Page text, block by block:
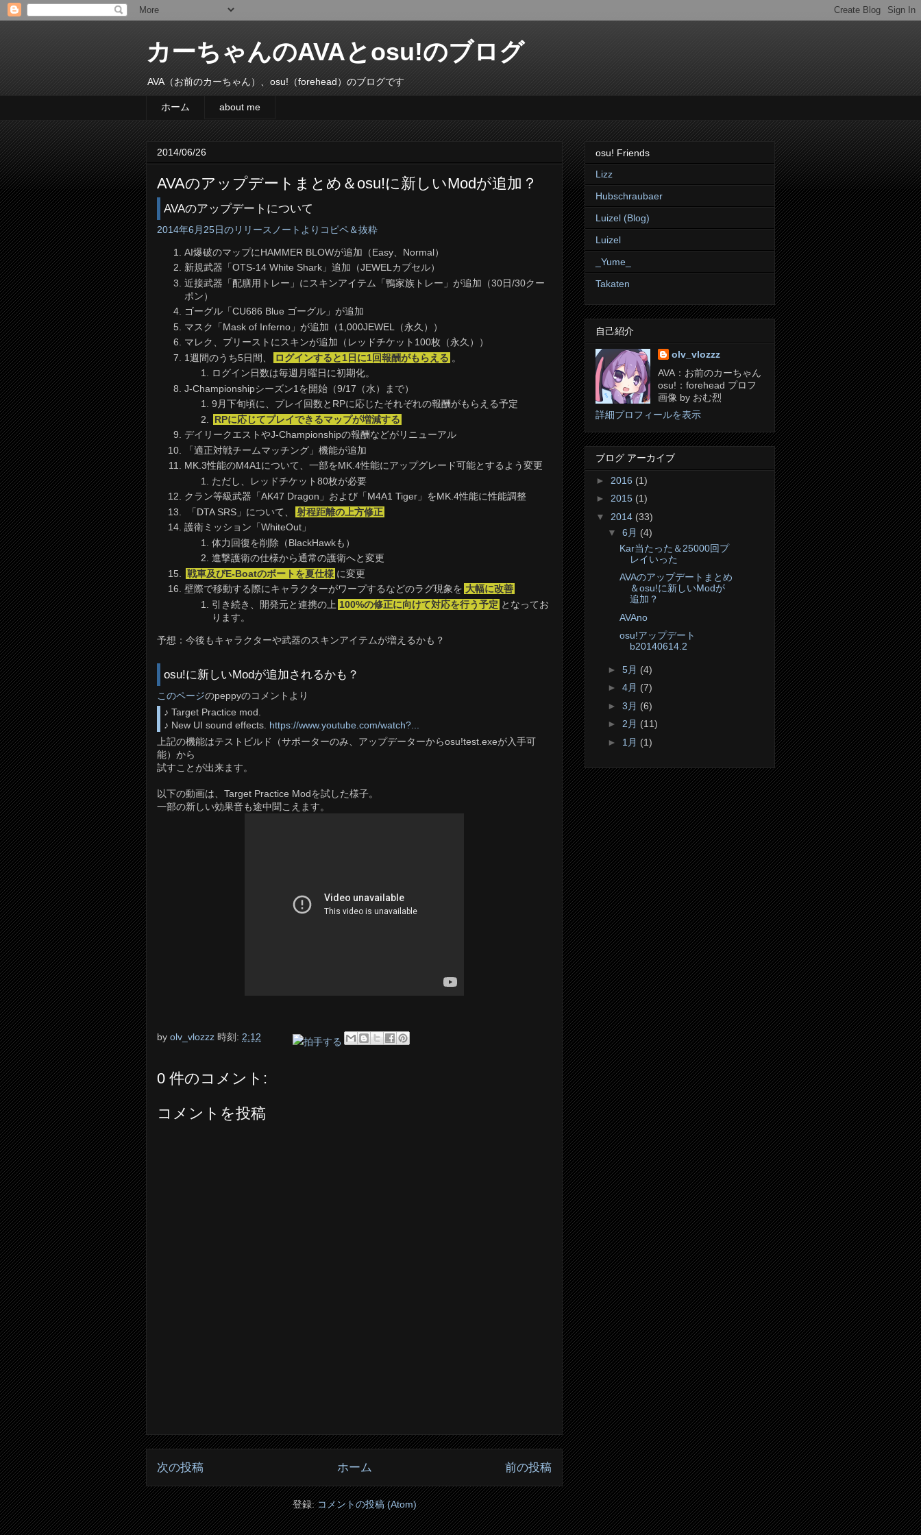
カーちゃんのAVAとosu!のブログ
AVA（お前のカーちゃん）、osu!（forehead）のブログです
ホーム about me
2014/06/26
AVAのアップデートまとめ＆osu!に新しいModが追加？
AVAのアップデートについて
2014年6月25日のリリースノートよりコピペ＆抜粋
AI爆破のマップにHAMMER BLOWが追加（Easy、Normal）
新規武器「OTS-14 White Shark」追加（JEWELカプセル）
近接武器「配膳用トレー」にスキンアイテム「鴨家族トレー」が追加（30日/30クー
ポン）
ゴーグル「CU686 Blue ゴーグル」が追加
マスク「Mask of Inferno」が追加（1,000JEWEL（永久））
マレク、プリーストにスキンが追加（レッドチケット100枚（永久））
1週間のうち5日間、
ログインすると1日に1回報酬がもらえる 。
ログイン日数は毎週月曜日に初期化。
J-Championshipシーズン1を開始（9/17（水）まで）
9月下旬頃に、プレイ回数とRPに応じたそれぞれの報酬がもらえる予定
RPに応じてプレイできるマップが増減する
デイリークエストやJ-Championshipの報酬などがリニューアル
「適正対戦チームマッチング」機能が追加
MK.3性能のM4A1について、一部をMK.4性能にアップグレード可能とするよう変更
ただし、レッドチケット80枚が必要
クラン等級武器「AK47 Dragon」および「M4A1 Tiger」をMK.4性能に性能調整
「DTA SRS」について、
射程距離の上方修正
護衛ミッション「WhiteOut」
体力回復を削除（BlackHawkも）
進撃護衛の仕様から通常の護衛へと変更
戦車及びE-Boatのボートを夏仕様 に変更
壁際で移動する際にキャラクターがワープするなどのラグ現象を 大幅に改善
引き続き、開発元と連携の上 100%の修正に向けて対応を行う予定 となってお
ります。
予想：今後もキャラクターや武器のスキンアイテムが増えるかも？
osu!に新しいModが追加されるかも？
このページのpeppyのコメントより
♪ Target Practice mod.
♪ New UI sound effects. https://www.youtube.com/watch?...
上記の機能はテストビルド（サポーターのみ、アップデーターからosu!test.exeが入手可
能）から
試すことが出来ます。
以下の動画は、Target Practice Modを試した様子。
一部の新しい効果音も途中聞こえます。
by olv_vlozzz 時刻: 2:12
0 件のコメント:
コメントを投稿
次の投稿 前の投稿
ホーム
登録:コメントの投稿 (Atom)
osu! Friends
Lizz
Hubschraubaer
Luizel (Blog)
Luizel
_Yume_
Takaten
自己紹介
olv_vlozzz
AVA：お前のカーちゃん
osu!：forehead プロフ
画像 by おむ烈
詳細プロフィールを表示
ブログ アーカイブ
► 2016 (1)
► 2015 (1)
▼ 2014 (33)
▼ 6月 (4)
Kar当たった＆25000回プ
レイいった
AVAのアップデートまとめ
＆osu!に新しいModが
追加？
AVAno
osu!アップデート
b20140614.2
► 5月 (4)
► 4月 (7)
► 3月 (6)
► 2月 (11)
► 1月 (1)